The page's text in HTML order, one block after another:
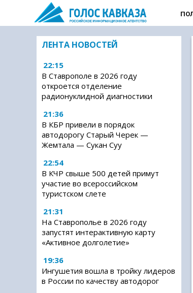
ЛЕНТА НОВОСТЕЙ
22:15
В Ставрополе в 2026 году
откроется отделение
радионуклидной диагностики
21:36
В КБР привели в порядок
автодорогу Старый Черек —
Жемтала — Сукан Суу
22:54
В КЧР свыше 500 детей примут
участие во всероссийском
туристском слете
21:31
На Ставрополье в 2026 году
запустят интерактивную карту
«Активное долголетие»
19:36
Ингушетия вошла в тройку лидеров
в России по качеству автодорог